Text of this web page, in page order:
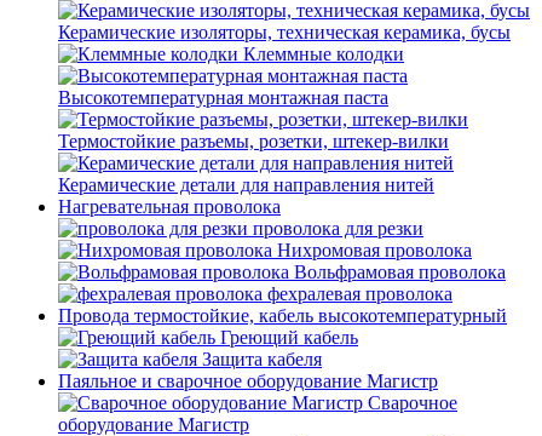
Керамические изоляторы, техническая керамика, бусы
Клеммные колодки
Высокотемпературная монтажная паста
Термостойкие разъемы, розетки, штекер-вилки
Керамические детали для направления нитей
Нагревательная проволока
проволока для резки
Нихромовая проволока
Вольфрамовая проволока
фехралевая проволока
Провода термостойкие, кабель высокотемпературный
Греющий кабель
Защита кабеля
Паяльное и сварочное оборудование Магистр
Сварочное
оборудование Магистр